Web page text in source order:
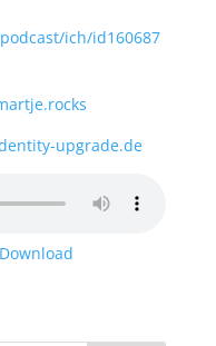
ich/id160687
upgrade.de
Download